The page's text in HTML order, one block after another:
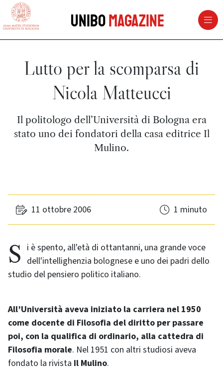
vai al contenuto della pagina
UniboMagazine
Lutto per la scomparsa di
Nicola Matteucci
Il politologo dell’Università di Bologna era
stato uno dei fondatori della casa editrice Il
Mulino.
11 ottobre 2006 1 minuto
Si è spento, all'età di ottantanni, una grande voce dell'intellighenzia bolognese e uno dei padri dello
studio del pensiero politico italiano.
All’Università aveva iniziato la carriera nel 1950
come docente di Filosofia del diritto per passare
poi, con la qualifica di ordinario, alla cattedra di
Filosofia morale. Nel 1951 con altri studiosi aveva
fondato la rivista Il Mulino.